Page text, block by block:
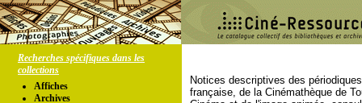
Recherches spécifiques dans les
collections
Affiches
Archives
Notices descriptives des
française, de la Cinémathèque de